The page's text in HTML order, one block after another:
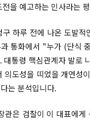
을 예고하는 인사라는
하루 전에 나온 도발적
통화에서 "누가 (단식
통령 핵심관계자 발로
도성을 띠었을 개연성
는 분석입니다.
은 검찰이 이 대표에게